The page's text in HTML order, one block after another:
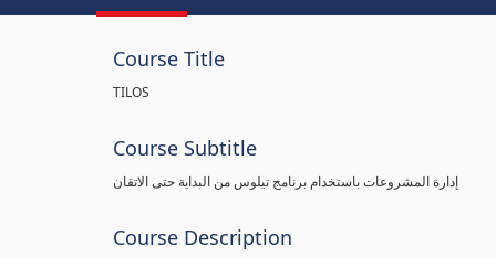
Course Title
TILOS
Course Subtitle
إدارة المشروعات باستخدام برنامج تيلوس من البداية حتى الاتقان
Course Description